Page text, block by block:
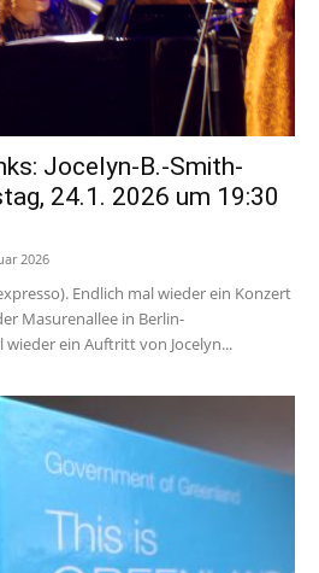
Jocelyn-B.-Smith-
24.1. 2026 um 19:30
2026
Endlich mal wieder ein Konzert
Masurenallee in Berlin-
ein Auftritt von Jocelyn...